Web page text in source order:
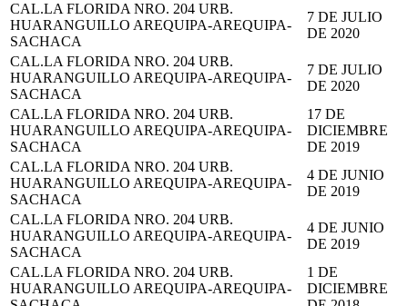
CAL.LA FLORIDA NRO. 204 URB.
HUARANGUILLO AREQUIPA-AREQUIPA-
SACHACA
7 DE JULIO
DE 2020
CAL.LA FLORIDA NRO. 204 URB.
HUARANGUILLO AREQUIPA-AREQUIPA-
SACHACA
7 DE JULIO
DE 2020
CAL.LA FLORIDA NRO. 204 URB.
HUARANGUILLO AREQUIPA-AREQUIPA-
SACHACA
17 DE
DICIEMBRE
DE 2019
CAL.LA FLORIDA NRO. 204 URB.
HUARANGUILLO AREQUIPA-AREQUIPA-
SACHACA
4 DE JUNIO
DE 2019
CAL.LA FLORIDA NRO. 204 URB.
HUARANGUILLO AREQUIPA-AREQUIPA-
SACHACA
4 DE JUNIO
DE 2019
CAL.LA FLORIDA NRO. 204 URB.
HUARANGUILLO AREQUIPA-AREQUIPA-
1 DE
DICIEMBRE